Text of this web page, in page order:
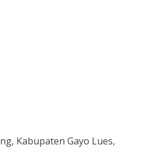
Kabupaten Gayo Lues,